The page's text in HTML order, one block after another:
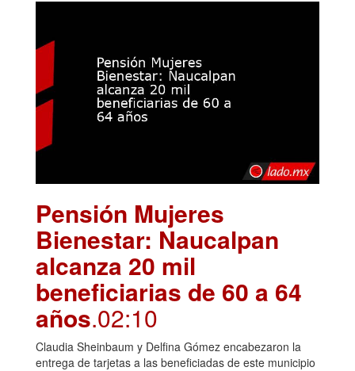
Pensión Mujeres
Bienestar: Naucalpan
alcanza 20 mil
beneficiarias de 60 a 64
años.02:10
Claudia Sheinbaum y Delfina Gómez encabezaron la
entrega de tarjetas a las beneficiadas de este municipio